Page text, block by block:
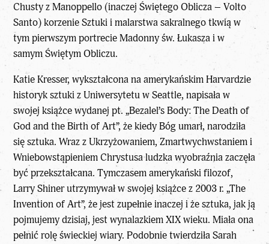
Chusty z Manoppello (inaczej Świętego Oblicza – Volto
Santo) korzenie Sztuki i malarstwa sakralnego tkwią w
tym pierwszym portrecie Madonny św. Łukasza i w
samym Świętym Obliczu.
Katie Kresser, wykształcona na amerykańskim Harvardzie
historyk sztuki z Uniwersytetu w Seattle, napisała w
swojej książce wydanej pt. „Bezalel’s Body: The Death of
God and the Birth of Art”, że kiedy Bóg umarł, narodziła
się sztuka. Wraz z Ukrzyżowaniem, Zmartwychwstaniem i
Wniebowstąpieniem Chrystusa ludzka wyobraźnia zaczęła
być przekształcana. Tymczasem amerykański filozof,
Larry Shiner utrzymywał w swojej książce z 2003 r. „The
Invention of Art”, że ​​jest zupełnie inaczej i że sztuka, jak ją
pojmujemy dzisiaj, jest wynalazkiem XIX wieku. Miała ona
pełnić rolę świeckiej wiary. Podobnie twierdziła Sarah